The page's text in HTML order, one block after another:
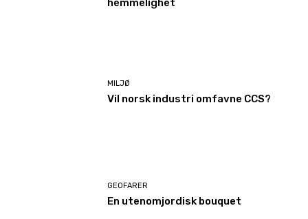
hemmelighet
MILJØ
Vil norsk industri omfavne CCS?
GEOFARER
En utenomjordisk bouquet